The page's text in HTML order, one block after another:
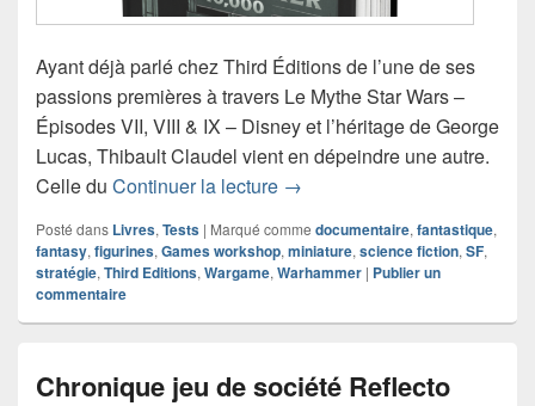
Ayant déjà parlé chez Third Éditions de l’une de ses
passions premières à travers Le Mythe Star Wars –
Épisodes VII, VIII & IX – Disney et l’héritage de George
Lucas, Thibault Claudel vient en dépeindre une autre.
Celle du Continuer la lecture Chronique livre
→
Posté dans Livres, Tests | Marqué comme documentaire, fantastique,
fantasy, figurines, Games workshop, miniature, science fiction, SF,
stratégie, Third Editions, Wargame, Warhammer | Publier un
commentaire
Chronique jeu de société Reflecto